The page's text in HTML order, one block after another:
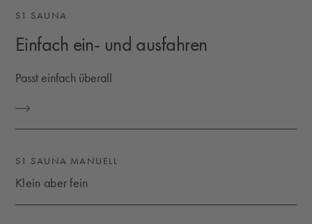
S1 SAUNA
Einfach ein- und ausfahren
Passt einfach überall
EINFACH EIN- UND AUSFAHREN
S1 SAUNA MANUELL
Klein aber fein